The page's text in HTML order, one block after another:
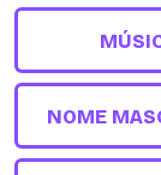
NOME